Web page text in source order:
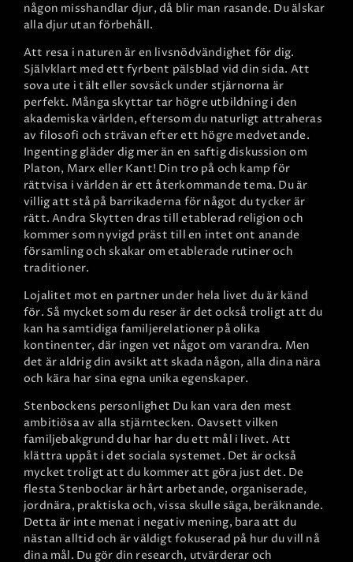
någon misshandlar djur, då blir man rasande. Du älskar
alla djur utan förbehåll.
Att resa i naturen är en livsnödvändighet för dig.
Självklart med ett fyrbent pälsblad vid din sida. Att
sova ute i tält eller sovsäck under stjärnorna är
perfekt. Många skyttar tar högre utbildning i den
akademiska världen, eftersom du naturligt attraheras
av filosofi och strävan efter ett högre medvetande.
Ingenting gläder dig mer än en saftig diskussion om
Platon, Marx eller Kant! Din tro på och kamp för
rättvisa i världen är ett återkommande tema. Du är
villig att stå på barrikaderna för något du tycker är
rätt. Andra Skytten dras till etablerad religion och
kommer som nyvigd präst till en intet ont anande
församling och skakar om etablerade rutiner och
traditioner.
Lojalitet mot en partner under hela livet du är känd
för. Så mycket som du reser är det också troligt att du
kan ha samtidiga familjerelationer på olika
kontinenter, där ingen vet något om varandra. Men
det är aldrig din avsikt att skada någon, alla dina nära
och kära har sina egna unika egenskaper.
Stenbockens personlighet Du kan vara den mest
ambitiösa av alla stjärntecken. Oavsett vilken
familjebakgrund du har har du ett mål i livet. Att
klättra uppåt i det sociala systemet. Det är också
mycket troligt att du kommer att göra just det. De
flesta Stenbockar är hårt arbetande, organiserade,
jordnära, praktiska och, vissa skulle säga, beräknande.
Detta är inte menat i negativ mening, bara att du
nästan alltid och är väldigt fokuserad på hur du vill nå
dina mål. Du gör din research, utvärderar och